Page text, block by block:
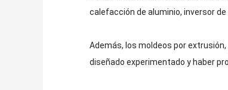
calefacción de aluminio, inversor
Además, los moldeos por
diseñado experimentado y haber